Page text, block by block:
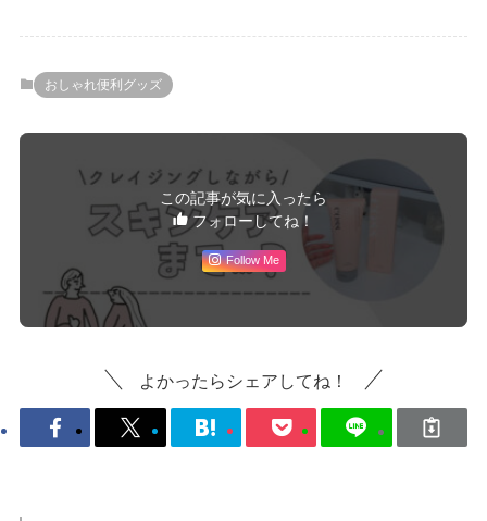
おしゃれ便利グッズ
この記事が気に入ったら
フォローしてね！
Follow Me
よかったらシェアしてね！